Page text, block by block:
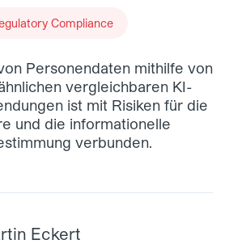
Compliance
Personendaten mithilfe von
vergleichbaren KI-
ist mit Risiken für die
und die informationelle
verbunden.
Eckert